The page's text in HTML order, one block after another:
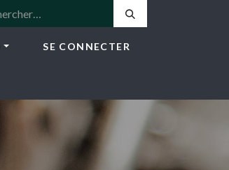
SE CONNECTER